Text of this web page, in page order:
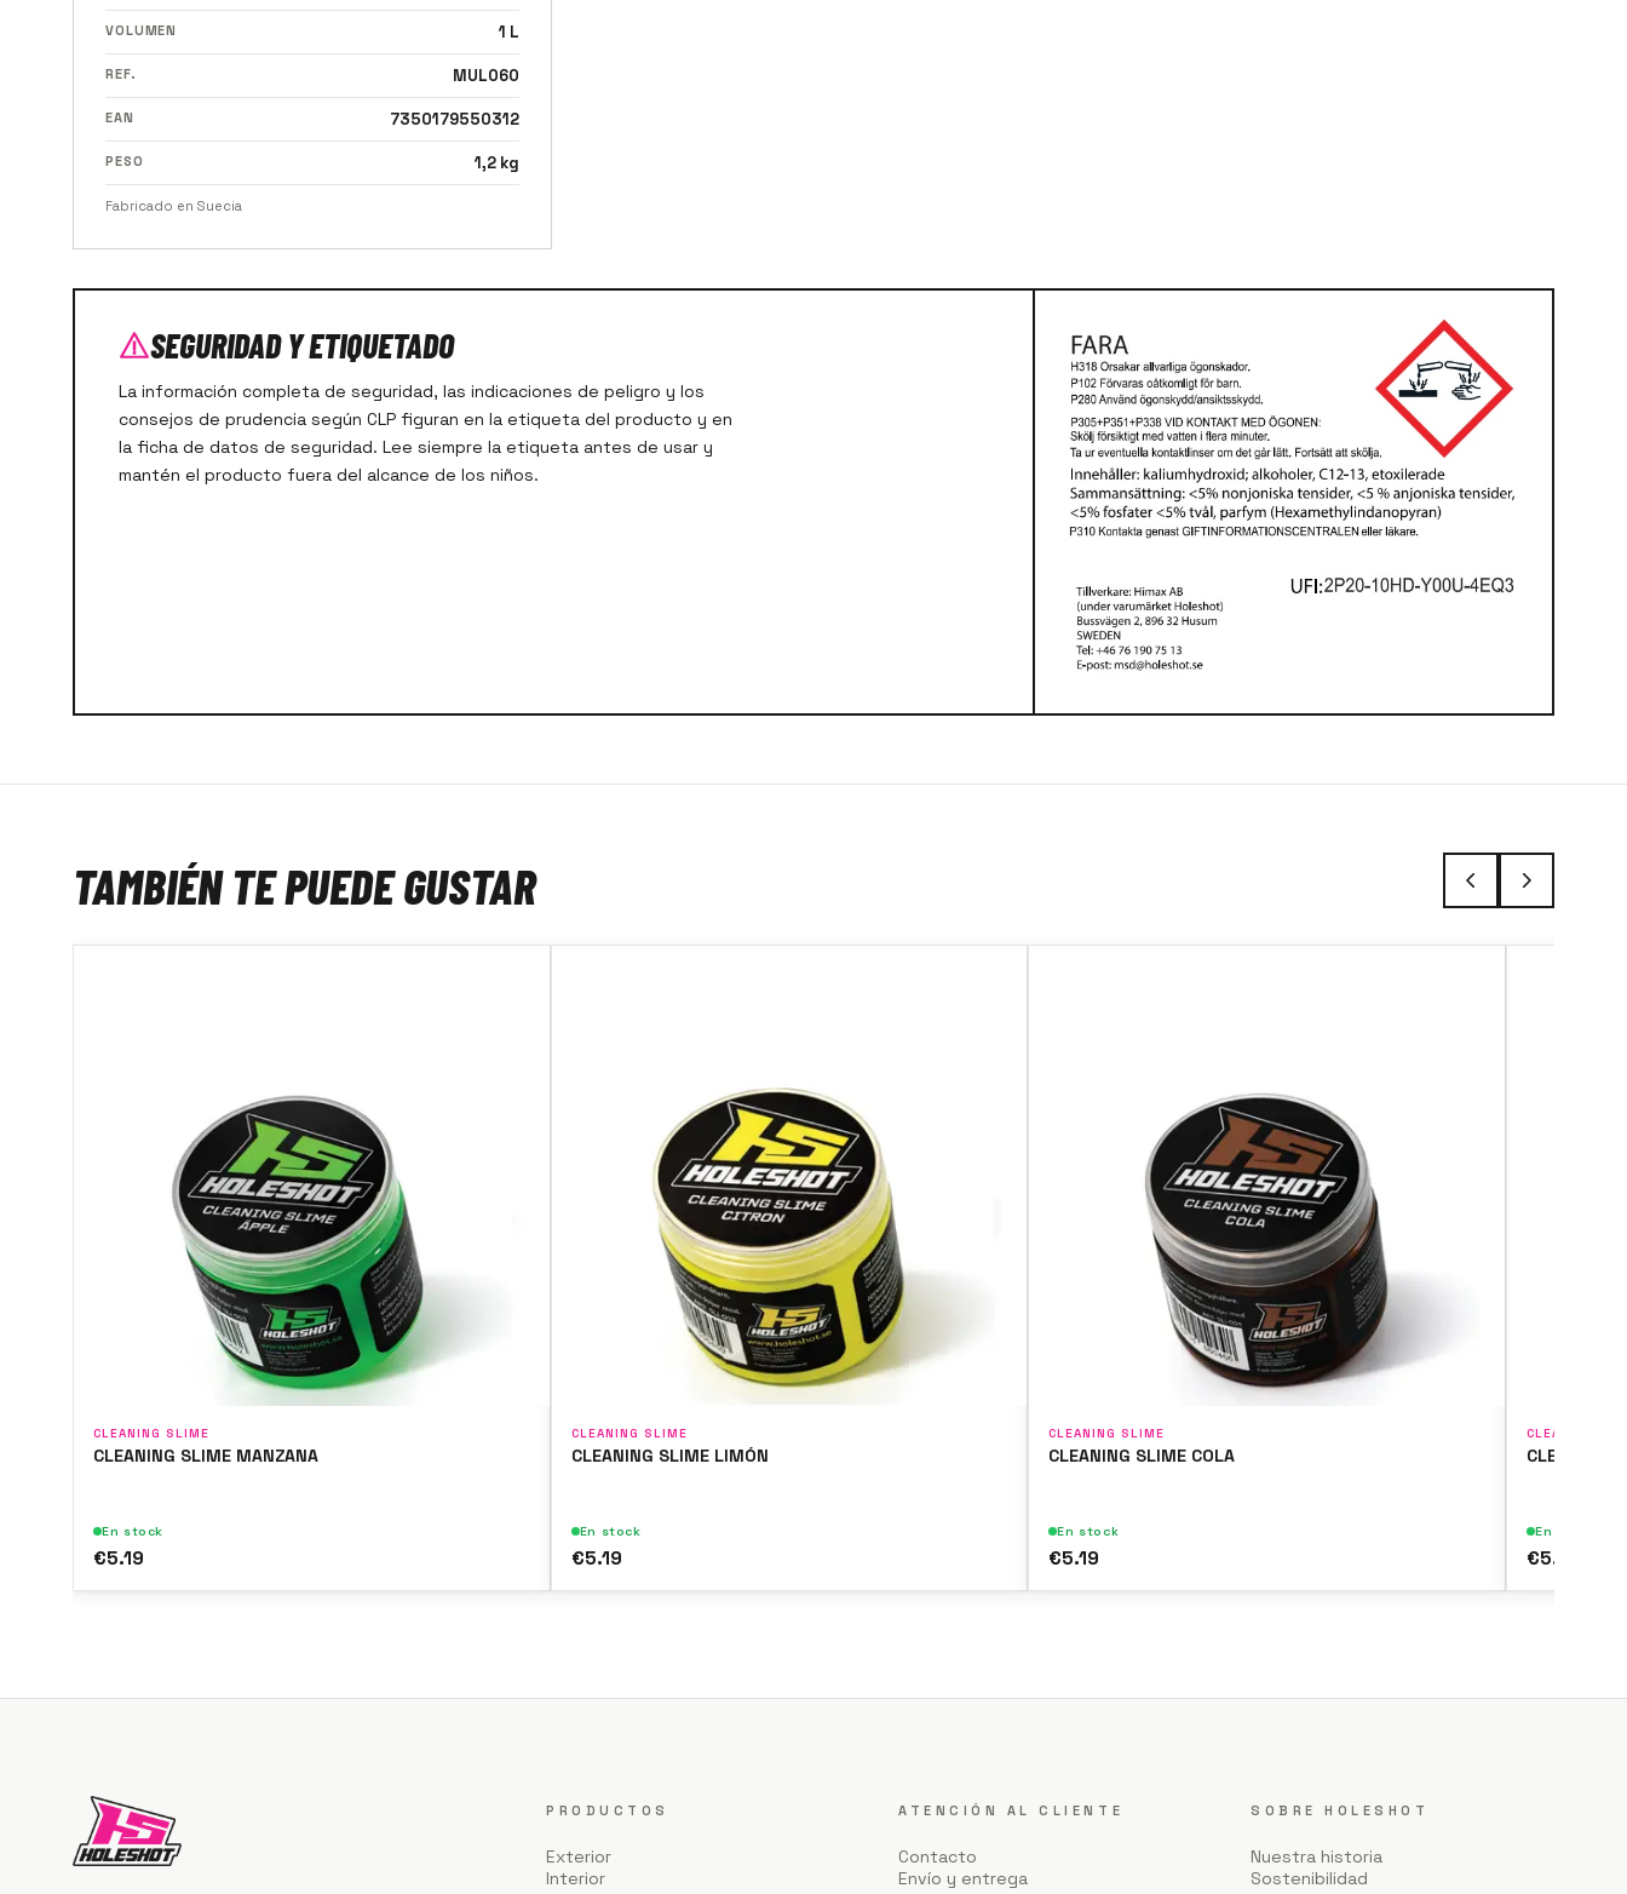
VOLUMEN 1 L
REF. MUL060
EAN 7350179550312
PESO 1,2 kg
Fabricado en Suecia
SEGURIDAD Y ETIQUETADO
La información completa de seguridad, las indicaciones de peligro y los
consejos de prudencia según CLP figuran en la etiqueta del producto y en
la ficha de datos de seguridad. Lee siempre la etiqueta antes de usar y
mantén el producto fuera del alcance de los niños.
TAMBIÉN TE PUEDE GUSTAR
CLEANING SLIME
CLEANING SLIME MANZANA
En stock
€5.19
CLEANING SLIME
CLEANING SLIME LIMÓN
En stock
€5.19
CLEANING SLIME
CLEANING SLIME COLA
En stock
€5.19
CLEANING
CLEANING
En stock
€5.19
PRODUCTOS
Exterior
Interior
ATENCIÓN AL CLIENTE
Contacto
Envío y entrega
SOBRE HOLESHOT
Nuestra historia
Sostenibilidad